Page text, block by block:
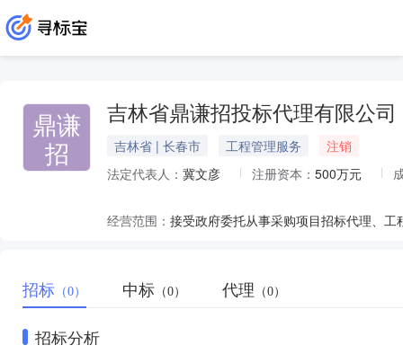
鼎谦
招
吉林省鼎谦招投标代理有限公司
吉林省 | 长春市 工程管理服务
注销
法定代表人： 冀文彦 注册资本： 500万元
经营范围：
招标 （0） 中标 （0） 代理 （0）
招标分析